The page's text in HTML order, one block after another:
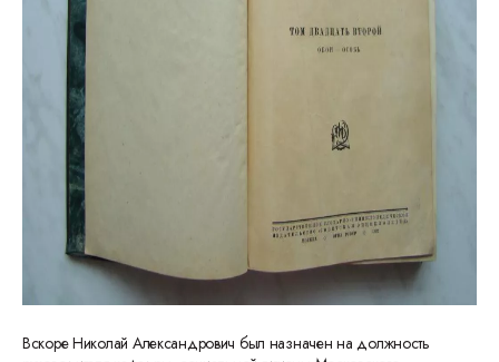
Вскоре Николай Александрович был назначен на должность